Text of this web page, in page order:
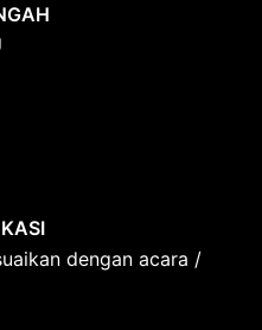
dengan acara /